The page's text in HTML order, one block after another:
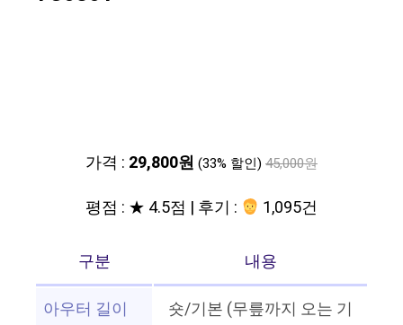
가격 : 29,800원 (33% 할인) 45,000원
평점 : ★ 4.5점 | 후기 : 1,095건
구분
내용
아우터 길이
숏/기본 (무릎까지 오는 기